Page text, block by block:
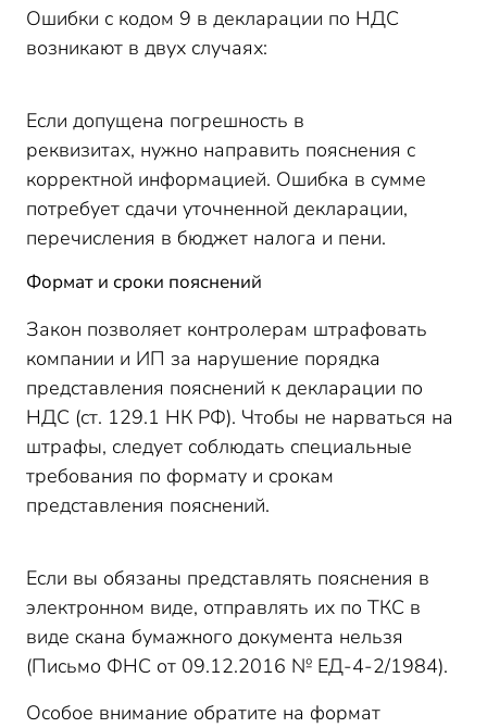
Ошибки с кодом 9 в декларации по НДС
возникают в двух случаях:
Если допущена погрешность в
реквизитах, нужно направить пояснения с
корректной информацией. Ошибка в сумме
потребует сдачи уточненной декларации,
перечисления в бюджет налога и пени.
Формат и сроки пояснений
Закон позволяет контролерам штрафовать
компании и ИП за нарушение порядка
представления пояснений к декларации по
НДС (ст. 129.1 НК РФ). Чтобы не нарваться на
штрафы, следует соблюдать специальные
требования по формату и срокам
представления пояснений.
Если вы обязаны представлять пояснения в
электронном виде, отправлять их по ТКС в
виде скана бумажного документа нельзя
(Письмо ФНС от 09.12.2016 № ЕД-4-2/1984).
Особое внимание обратите на формат